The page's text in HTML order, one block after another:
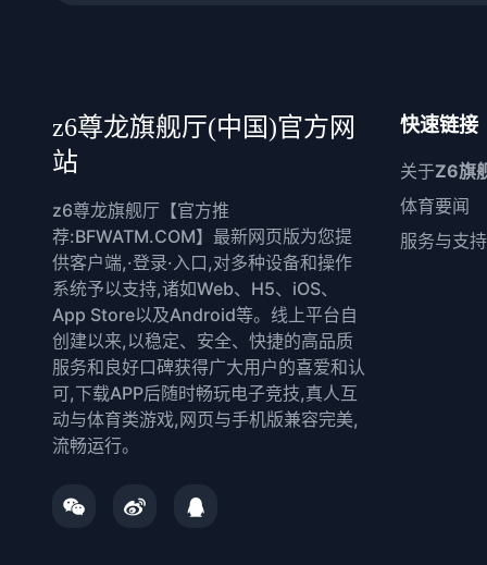
z6尊龙旗舰厅(中国)官方网
站
z6尊龙旗舰厅【官方推
荐:BFWATM.COM】最新网页版为您提
供客户端,·登录·入口,对多种设备和操作
系统予以支持,诸如Web、H5、iOS、
App Store以及Android等。线上平台自
创建以来,以稳定、安全、快捷的高品质
服务和良好口碑获得广大用户的喜爱和认
可,下载APP后随时畅玩电子竞技,真人互
动与体育类游戏,网页与手机版兼容完美,
流畅运行。
快速链接
关于Z6旗
体育要闻
服务与支持